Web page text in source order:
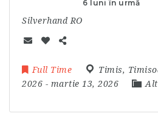
6 luni în urmă
Silverhand RO
Full Time Timis,
2026 - martie 13, 2026